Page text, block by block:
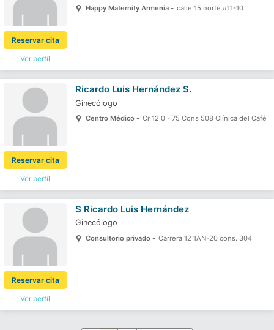
Ver perfil
Reservar cita
Happy Maternity Armenia - calle 15 norte #11-10
Ver perfil
Reservar cita
Ricardo Luis Hernández S.
Ginecólogo
Centro Médico - Cr 12 0 - 75 Cons 508 Clínica del Café
Ver perfil
Reservar cita
S Ricardo Luis Hernández
Ginecólogo
Consultorio privado - Carrera 12 1AN-20 cons. 304